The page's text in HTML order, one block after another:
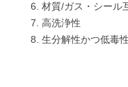
材質/ガス・シール
高洗浄性
生分解性かつ低毒性